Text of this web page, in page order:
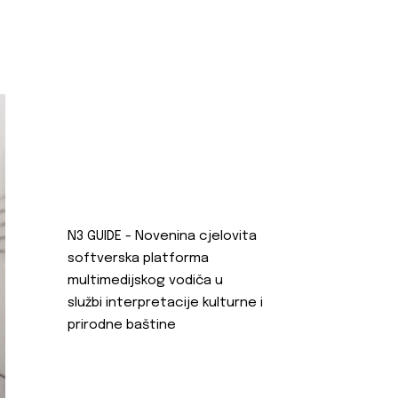
N3 GUIDE - Novenina cjelovita
softverska platforma
multimedijskog vodiča u
službi interpretacije kulturne i
prirodne baštine